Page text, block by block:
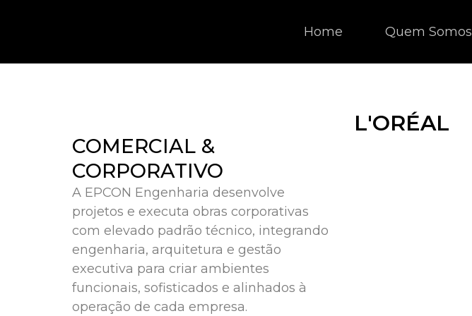
Home Quem Somos
COMERCIAL &
CORPORATIVO
A EPCON Engenharia desenvolve
projetos e executa obras corporativas
com elevado padrão técnico, integrando
engenharia, arquitetura e gestão
executiva para criar ambientes
funcionais, sofisticados e alinhados à
operação de cada empresa.
L'ORÉAL